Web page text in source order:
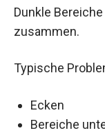
Dunkle
zusammen.
Typische
Ecken
Bereiche